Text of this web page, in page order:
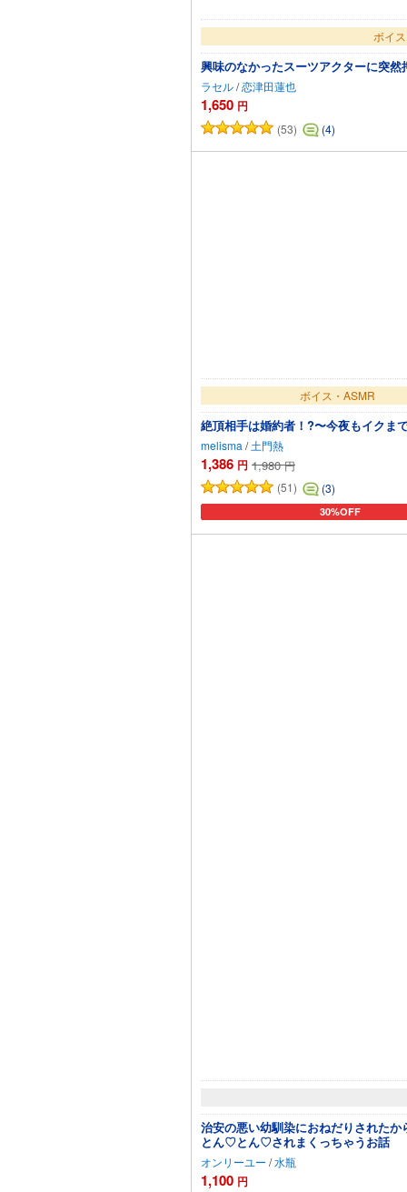
ボイ
興味のなかったスーツアクターに突
ラセル/恋津田蓮也
1,650 円
(53) (4)
ボイス・ASMR
絶頂相手は婚約者！?〜今夜もイクま
melisma / 土門熱
1,386 円 1,980 円
(51)
(3)
30%OFF
カートに追加
治安の悪い幼馴染におねだりされた
とん♡とん♡されまくっちゃうお話
オンリーユー /水瓶
1,100 円